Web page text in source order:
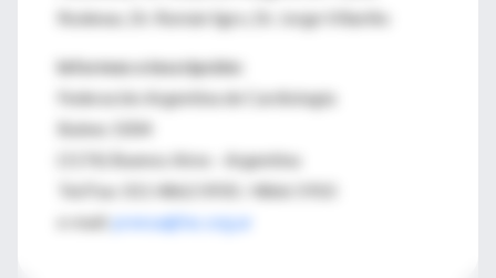
Rodenas, Dr. Román Sgro, Dr. Jorge Villariño
Informes e inscripción:
Federación Argentina de Cardiología
Bulnes 1004
(1176) Buenos Aires - Argentina
Tel/Fax: 011 4862 0935 / 4866 5910
e-mail:prensa@fac.org.ar